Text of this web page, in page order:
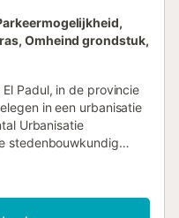
Omheind grondstuk,
Padul, in de provincie
in een urbanisatie
Urbanisatie
stedenbouwkundig
Park met een
evenals montambyke,
routes in de